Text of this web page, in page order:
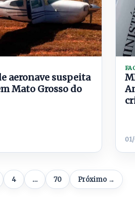
aeronave suspeita
Mato Grosso do
4 … 70 Próximo →